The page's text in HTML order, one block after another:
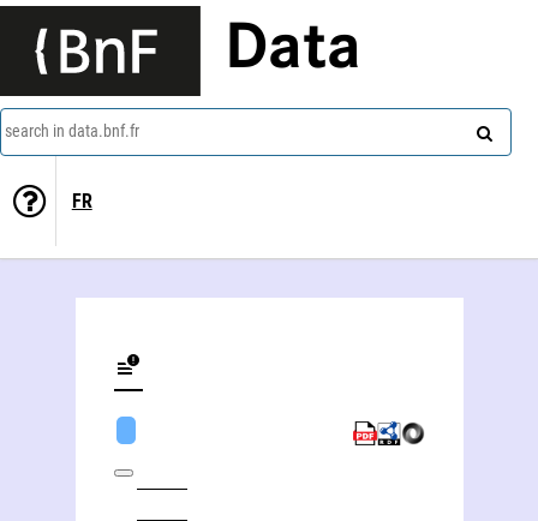
Data
search in data.bnf.fr
FR